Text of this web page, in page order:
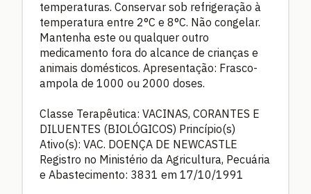
temperaturas. Conservar sob refrigeração à
temperatura entre 2°C e 8°C. Não congelar.
Mantenha este ou qualquer outro
medicamento fora do alcance de crianças e
animais domésticos. Apresentação: Frasco-
ampola de 1000 ou 2000 doses.
Classe Terapêutica: VACINAS, CORANTES E
DILUENTES (BIOLÓGICOS) Princípio(s)
Ativo(s): VAC. DOENÇA DE NEWCASTLE
Registro no Ministério da Agricultura, Pecuária
e Abastecimento: 3831 em 17/10/1991